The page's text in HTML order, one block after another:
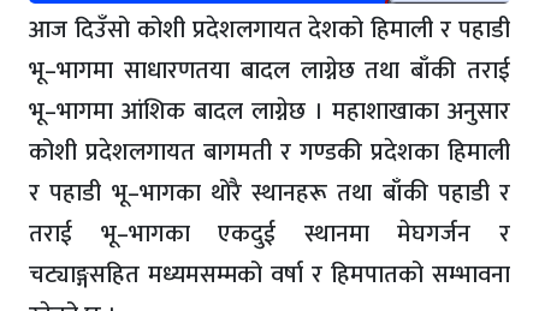
आज दिउँसो कोशी प्रदेशलगायत देशको हिमाली र पहाडी
भू–भागमा साधारणतया बादल लाग्नेछ तथा बाँकी तराई
भू–भागमा आंशिक बादल लाग्नेछ । महाशाखाका अनुसार
कोशी प्रदेशलगायत बागमती र गण्डकी प्रदेशका हिमाली
र पहाडी भू–भागका थोरै स्थानहरू तथा बाँकी पहाडी र
तराई भू–भागका एकदुई स्थानमा मेघगर्जन र
चट्याङ्गसहित मध्यमसम्मको वर्षा र हिमपातको सम्भावना